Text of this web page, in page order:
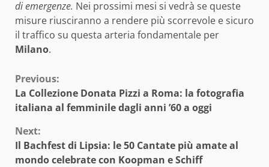
di emergenze. Nei prossimi mesi si vedrà se queste
misure riusciranno a rendere più scorrevole e sicuro
il traffico su questa arteria fondamentale per
Milano.
Continue
Reading
Previous:
La Collezione Donata Pizzi a Roma: la fotografia
italiana al femminile dagli anni ’60 a oggi
Next:
Il Bachfest di Lipsia: le 50 Cantate più amate al
mondo celebrate con Koopman e Schiff